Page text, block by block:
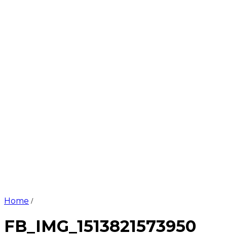
Home /
FB_IMG_1513821573950